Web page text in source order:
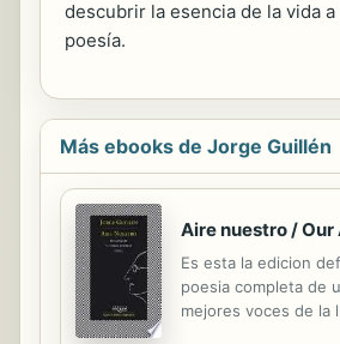
descubrir la esencia de la vida
poesía.
Más ebooks de Jorge Guillén
Aire nuestro / Our
Es esta la edicion
poesia completa de
mejores voces de la